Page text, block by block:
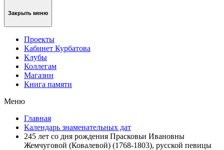
Закрыть меню
Проекты
Кабинет Курбатова
Клубы
Коллегам
Магазин
Книга памяти
Меню
Главная
Календарь знаменательных дат
245 лет со дня рождения Прасковьи Ивановны
Жемчуговой (Ковалевой) (1768-1803), русской певицы